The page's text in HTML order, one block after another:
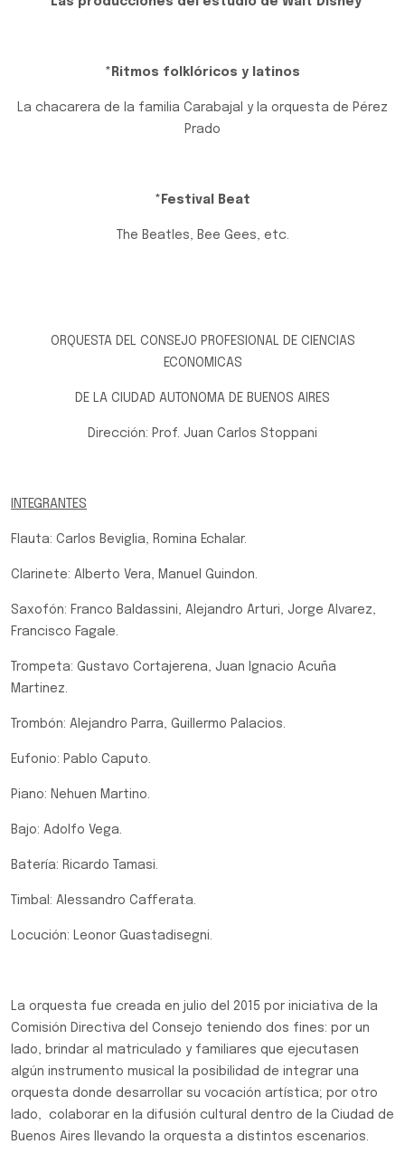
*Ritmos folklóricos y latinos
La chacarera de la familia Carabajal y la orquesta de Pérez
Prado
*Festival Beat
The Beatles, Bee Gees, etc.
ORQUESTA DEL CONSEJO PROFESIONAL DE CIENCIAS
ECONOMICAS
DE LA CIUDAD AUTONOMA DE BUENOS AIRES
Dirección: Prof. Juan Carlos Stoppani
INTEGRANTES
Flauta: Carlos Beviglia, Romina Echalar.
Clarinete: Alberto Vera, Manuel Guindon.
Saxofón: Franco Baldassini, Alejandro Arturi, Jorge Alvarez,
Francisco Fagale.
Trompeta: Gustavo Cortajerena, Juan Ignacio Acuña
Martinez.
Trombón: Alejandro Parra, Guillermo Palacios.
Eufonio: Pablo Caputo.
Piano: Nehuen Martino.
Bajo: Adolfo Vega.
Batería: Ricardo Tamasi.
Timbal: Alessandro Cafferata.
Locución: Leonor Guastadisegni.
La orquesta fue creada en julio del 2015 por iniciativa de la
Comisión Directiva del Consejo teniendo dos fines: por un
lado, brindar al matriculado y familiares que ejecutasen
algún instrumento musical la posibilidad de integrar una
orquesta donde desarrollar su vocación artística; por otro
lado, colaborar en la difusión cultural dentro de la Ciudad de
Buenos Aires llevando la orquesta a distintos escenarios.